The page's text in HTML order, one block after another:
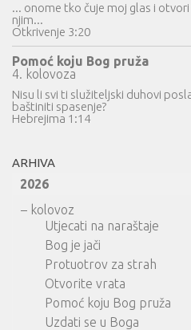
... onome tko čuje moj glas i otvori
njim...
Otkrivenje 3:20
Pomoć koju Bog pruža
4. kolovoza
Nisu li svi ti služiteljski duhovi
baštiniti spasenje?
Hebrejima 1:14
ARHIVA
2026
– kolovoz
Utjecati na naraštaje
Bog je jači
Protuotrov za strah
Otvorite vrata
Pomoć koju Bog pruža
Uzdati se u Boga